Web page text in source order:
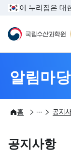
이 누리집은 대
국립수산과학원
알림마당
홈
알림마당
공지사항 공지
공지사항